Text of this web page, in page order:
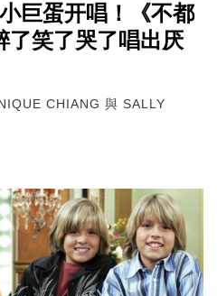
巨蛋开唱！《不都
了笑了哭了唱出厌
CHIANG 與 SALLY